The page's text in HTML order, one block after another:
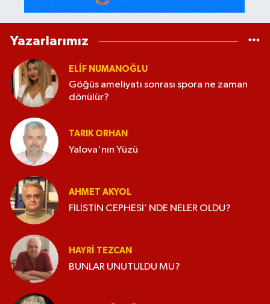
Yazarlarımız
ELİF NUMANOĞLU
Göğüs ameliyatı sonrası spora ne zaman
dönülür?
TARIK ORHAN
Yalova'nın Yüzü
AHMET AKYOL
FİLİSTİN CEPHESİ’ NDE NELER OLDU?
HAYRI TEZCAN
BUNLAR UNUTULDU MU?